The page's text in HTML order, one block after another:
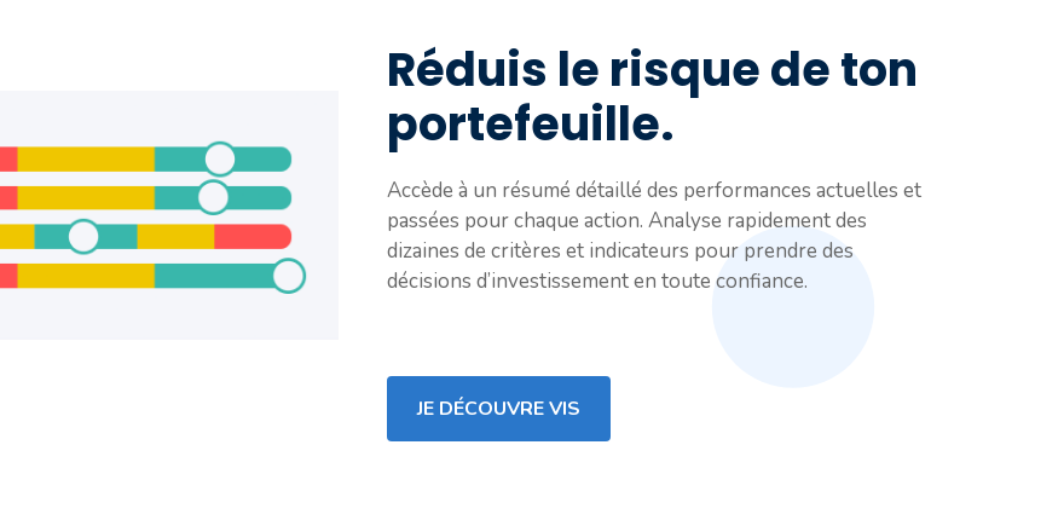
Réduis le risque de ton
portefeuille.
Accède à un résumé détaillé des performances actuelles et
passées pour chaque action. Analyse rapidement des
dizaines de critères et indicateurs pour prendre des
décisions d’investissement en toute confiance.
JE DÉCOUVRE VIS